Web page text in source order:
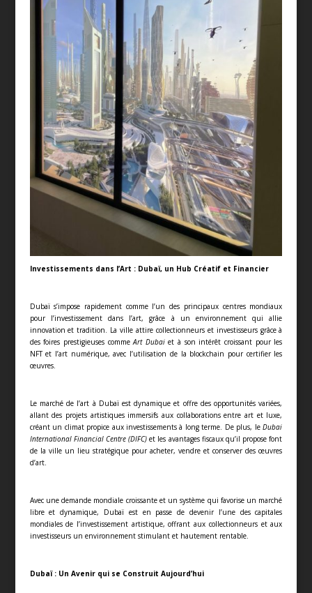
Investissements dans l’Art : Dubaï, un Hub Créatif et Financier
Dubaï s’impose rapidement comme l’un des principaux centres mondiaux
pour l’investissement dans l’art, grâce à un environnement qui allie
innovation et tradition. La ville attire collectionneurs et investisseurs grâce à
des foires prestigieuses commeArt Dubaiet à son intérêt croissant pour les
NFT et l’art numérique, avec l’utilisation de la blockchain pour certifier les
œuvres.
Le marché de l’art à Dubaï est dynamique et offre des opportunités variées,
allant des projets artistiques immersifs aux collaborations entre art et luxe,
créant un climat propice aux investissements à long terme. De plus, leDubai
International Financial Centre (DIFC) et les avantages fiscaux qu’il propose font
de la ville un lieu stratégique pour acheter, vendre et conserver des œuvres
d’art.
Avec une demande mondiale croissante et un système qui favorise un marché
libre et dynamique, Dubaï est en passe de devenir l’une des capitales
mondiales de l’investissement artistique, offrant aux collectionneurs et aux
investisseurs un environnement stimulant et hautement rentable.
Dubaï : Un Avenir qui se Construit Aujourd’hui